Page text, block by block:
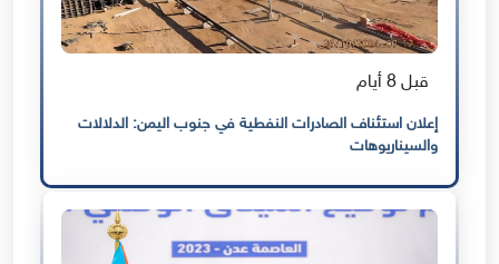
قبل 8 أيام
إعلان استئناف الصادرات النفطية في جنوب اليمن: الدلالات
والسيناريوهات